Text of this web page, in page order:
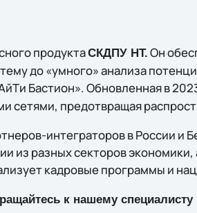
продуктаСКДПУ НТ. Он
до «умного» анализа
Бастион». Обновленная в
предотвращая
интеграторов в России и
из разных секторов
кадровые программы и
к нашему